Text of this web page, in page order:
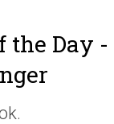
the Day -